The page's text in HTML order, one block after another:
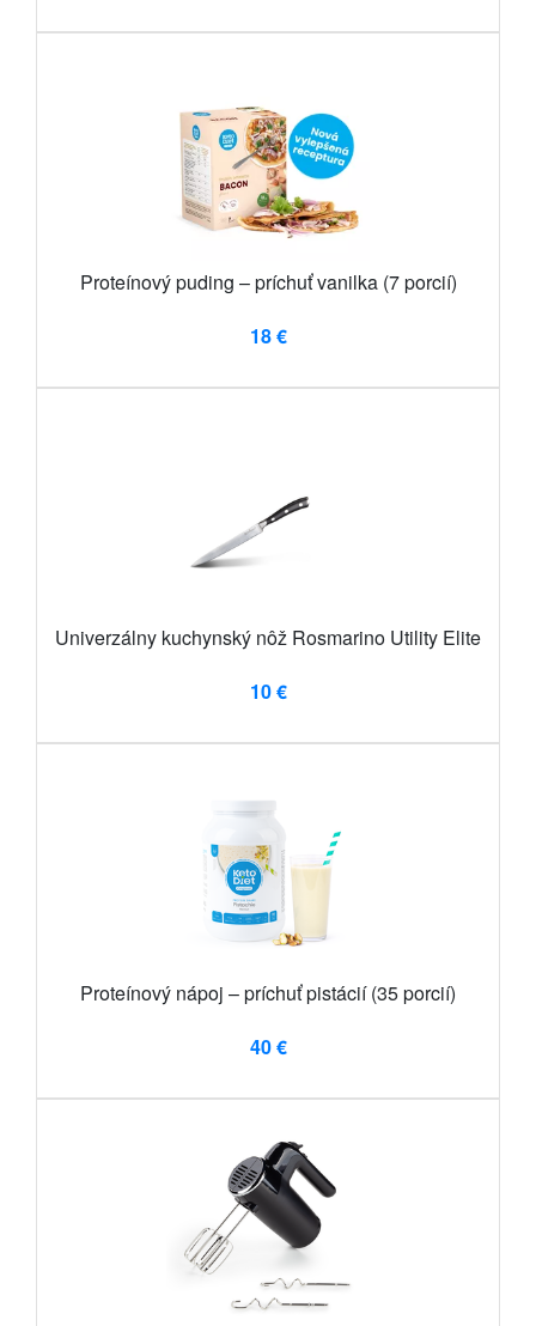
Proteínový puding – príchuť vanilka (7 porcií)
18 €
Univerzálny kuchynský nôž Rosmarino Utility Elite
10 €
Proteínový nápoj – príchuť pistácií (35 porcií)
40 €